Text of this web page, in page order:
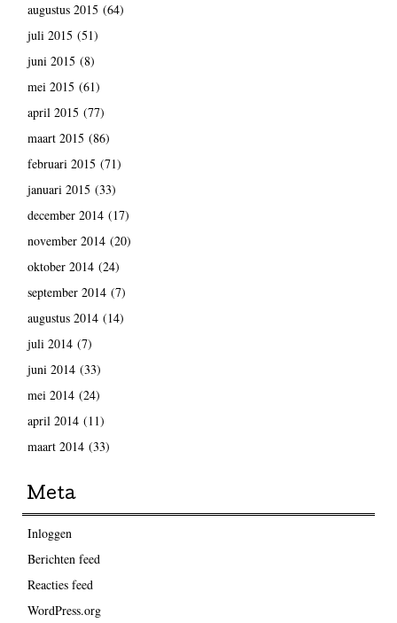
augustus 2015 (64)
juli 2015 (51)
juni 2015 (8)
mei 2015 (61)
april 2015 (77)
maart 2015 (86)
februari 2015 (71)
januari 2015 (33)
december 2014(17)
november 2014(20)
oktober 2014(24)
september 2014(7)
augustus 2014(14)
juli 2014(7)
juni 2014(33)
mei 2014(24)
april 2014(11)
maart 2014(33)
Meta
Inloggen
Berichten feed
Reacties feed
WordPress.org